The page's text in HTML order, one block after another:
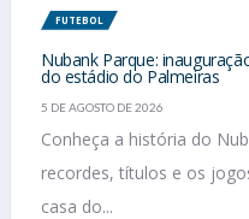
FUTEBOL
Nubank Parque:
do estádio do Palmeiras
5 DE AGOSTO DE 2026
Conheça a história do
recordes, títulos e os
casa do...